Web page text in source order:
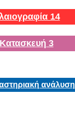
14
Κατασκευή 3
ανάλυση